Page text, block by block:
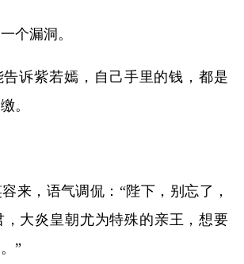
个漏洞。
诉紫若嫣，自己手里的钱，都是
。
来，语气调侃：“陛下，别忘了，
，大炎皇朝尤为特殊的亲王，想要
”